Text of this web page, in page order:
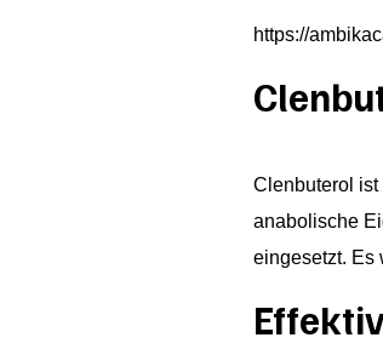
https://
Clenbuterol ist
anabolische
eingesetzt. Es